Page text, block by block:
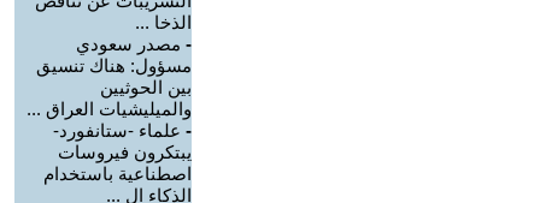
الذخا ...
- مصدر سعودي
مسؤول: هناك تنسيق
بين الحوثيين
والميليشيات العراق ...
- علماء -ستانفورد-
يبتكرون فيروسات
اصطناعية باستخدام
الذكاء ال ...